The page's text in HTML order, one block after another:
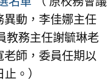
動，李佳娜主任
教務主任謝毓琳老
師，委員任期以
。）